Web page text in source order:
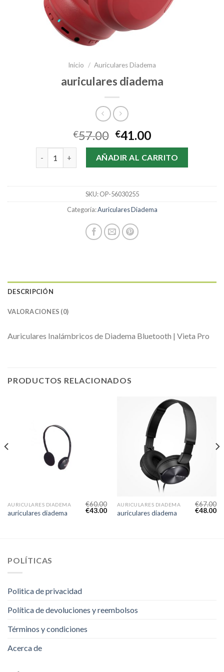
Inicio / Auriculares Diadema
auriculares diadema
€57.00 €41.00
auriculares diadema cantidadAÑADIR AL CARRITO
SKU:OP-56030255
Categoría:Auriculares Diadema
DESCRIPCIÓN
VALORACIONES (0)
Auriculares Inalámbricos de Diadema Bluetooth | Vieta Pro
PRODUCTOS RELACIONADOS
AURICULARES DIADEMA
auriculares diadema
€60.00
€43.00
AURICULARES DIADEMA
auriculares diadema
€67.00
€48.00
POLÍTICAS
Politica de privacidad
Política de devoluciones y reembolsos
Términos y condiciones
Acerca de